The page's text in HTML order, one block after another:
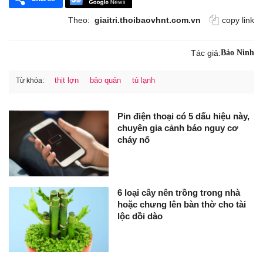
Theo: giaitri.thoibaovhnt.com.vn copy link
Tác giả:Bảo Ninh
Từ khóa: thịt lợn bảo quản tủ lạnh
Pin điện thoại có 5 dấu hiệu này,
chuyên gia cảnh báo nguy cơ
cháy nổ
6 loại cây nên trồng trong nhà
hoặc chưng lên bàn thờ cho tài
lộc dồi dào